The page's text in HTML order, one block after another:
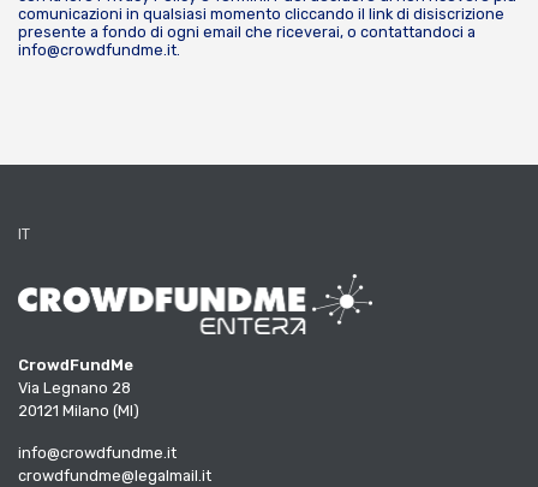
comunicazioni in qualsiasi momento cliccando il link di disiscrizione
presente a fondo di ogni email che riceverai, o contattandoci a
info@crowdfundme.it.
IT
CrowdFundMe
Via Legnano 28
20121 Milano (MI)
info@crowdfundme.it
crowdfundme@legalmail.it